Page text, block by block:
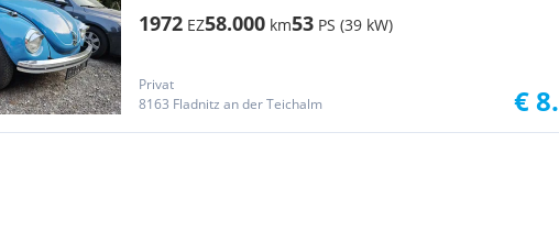
1972 EZ58.000 km53 PS (39 kW)
Privat
8163 Fladnitz an der Teichalm
€